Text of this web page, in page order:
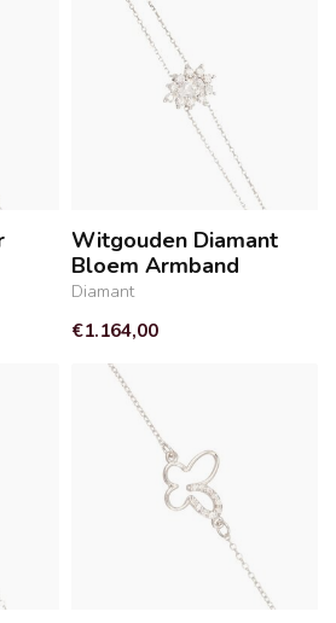
Witgouden Diamant
Bloem Armband
Diamant
€1.164,00